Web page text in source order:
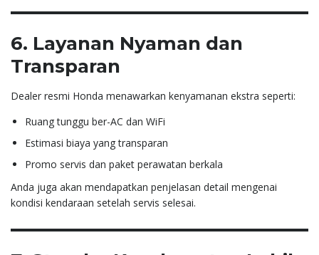
6. Layanan Nyaman dan
Transparan
Dealer resmi Honda menawarkan kenyamanan ekstra seperti:
Ruang tunggu ber-AC dan WiFi
Estimasi biaya yang transparan
Promo servis dan paket perawatan berkala
Anda juga akan mendapatkan penjelasan detail mengenai
kondisi kendaraan setelah servis selesai.